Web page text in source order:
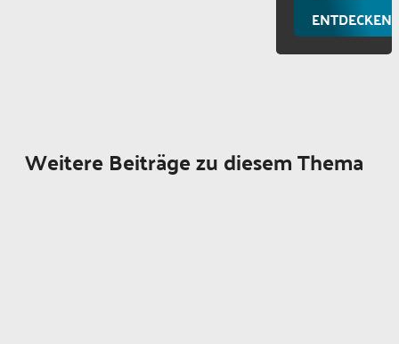
ENTDECKEN
Weitere Beiträge zu diesem Thema